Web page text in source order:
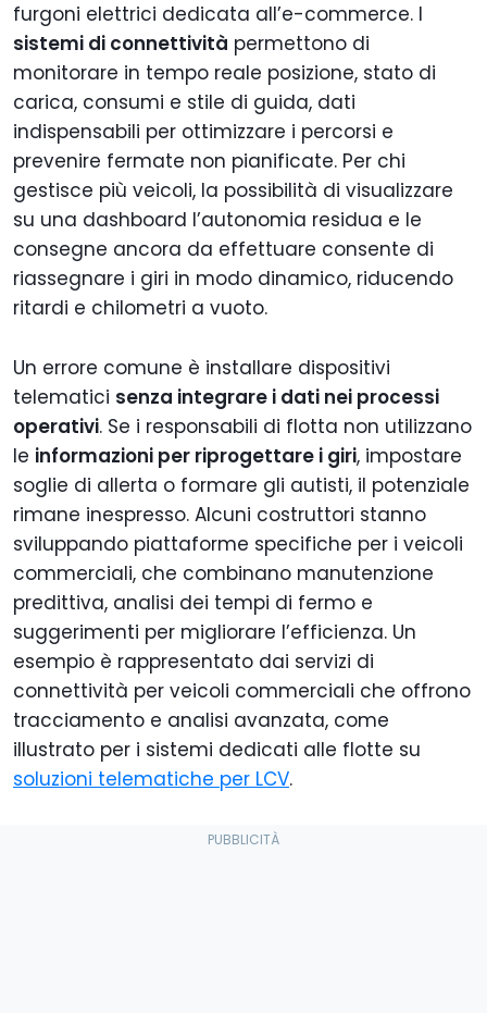
furgoni elettrici dedicata all’e-commerce. I
sistemi di connettività permettono di
monitorare in tempo reale posizione, stato di
carica, consumi e stile di guida, dati
indispensabili per ottimizzare i percorsi e
prevenire fermate non pianificate. Per chi
gestisce più veicoli, la possibilità di visualizzare
su una dashboard l’autonomia residua e le
consegne ancora da effettuare consente di
riassegnare i giri in modo dinamico, riducendo
ritardi e chilometri a vuoto.
Un errore comune è installare dispositivi
telematici senza integrare i dati nei processi
operativi. Se i responsabili di flotta non utilizzano
le informazioni per riprogettare i giri, impostare
soglie di allerta o formare gli autisti, il potenziale
rimane inespresso. Alcuni costruttori stanno
sviluppando piattaforme specifiche per i veicoli
commerciali, che combinano manutenzione
predittiva, analisi dei tempi di fermo e
suggerimenti per migliorare l’efficienza. Un
esempio è rappresentato dai servizi di
connettività per veicoli commerciali che offrono
tracciamento e analisi avanzata, come
illustrato per i sistemi dedicati alle flotte su
soluzioni telematiche per LCV.